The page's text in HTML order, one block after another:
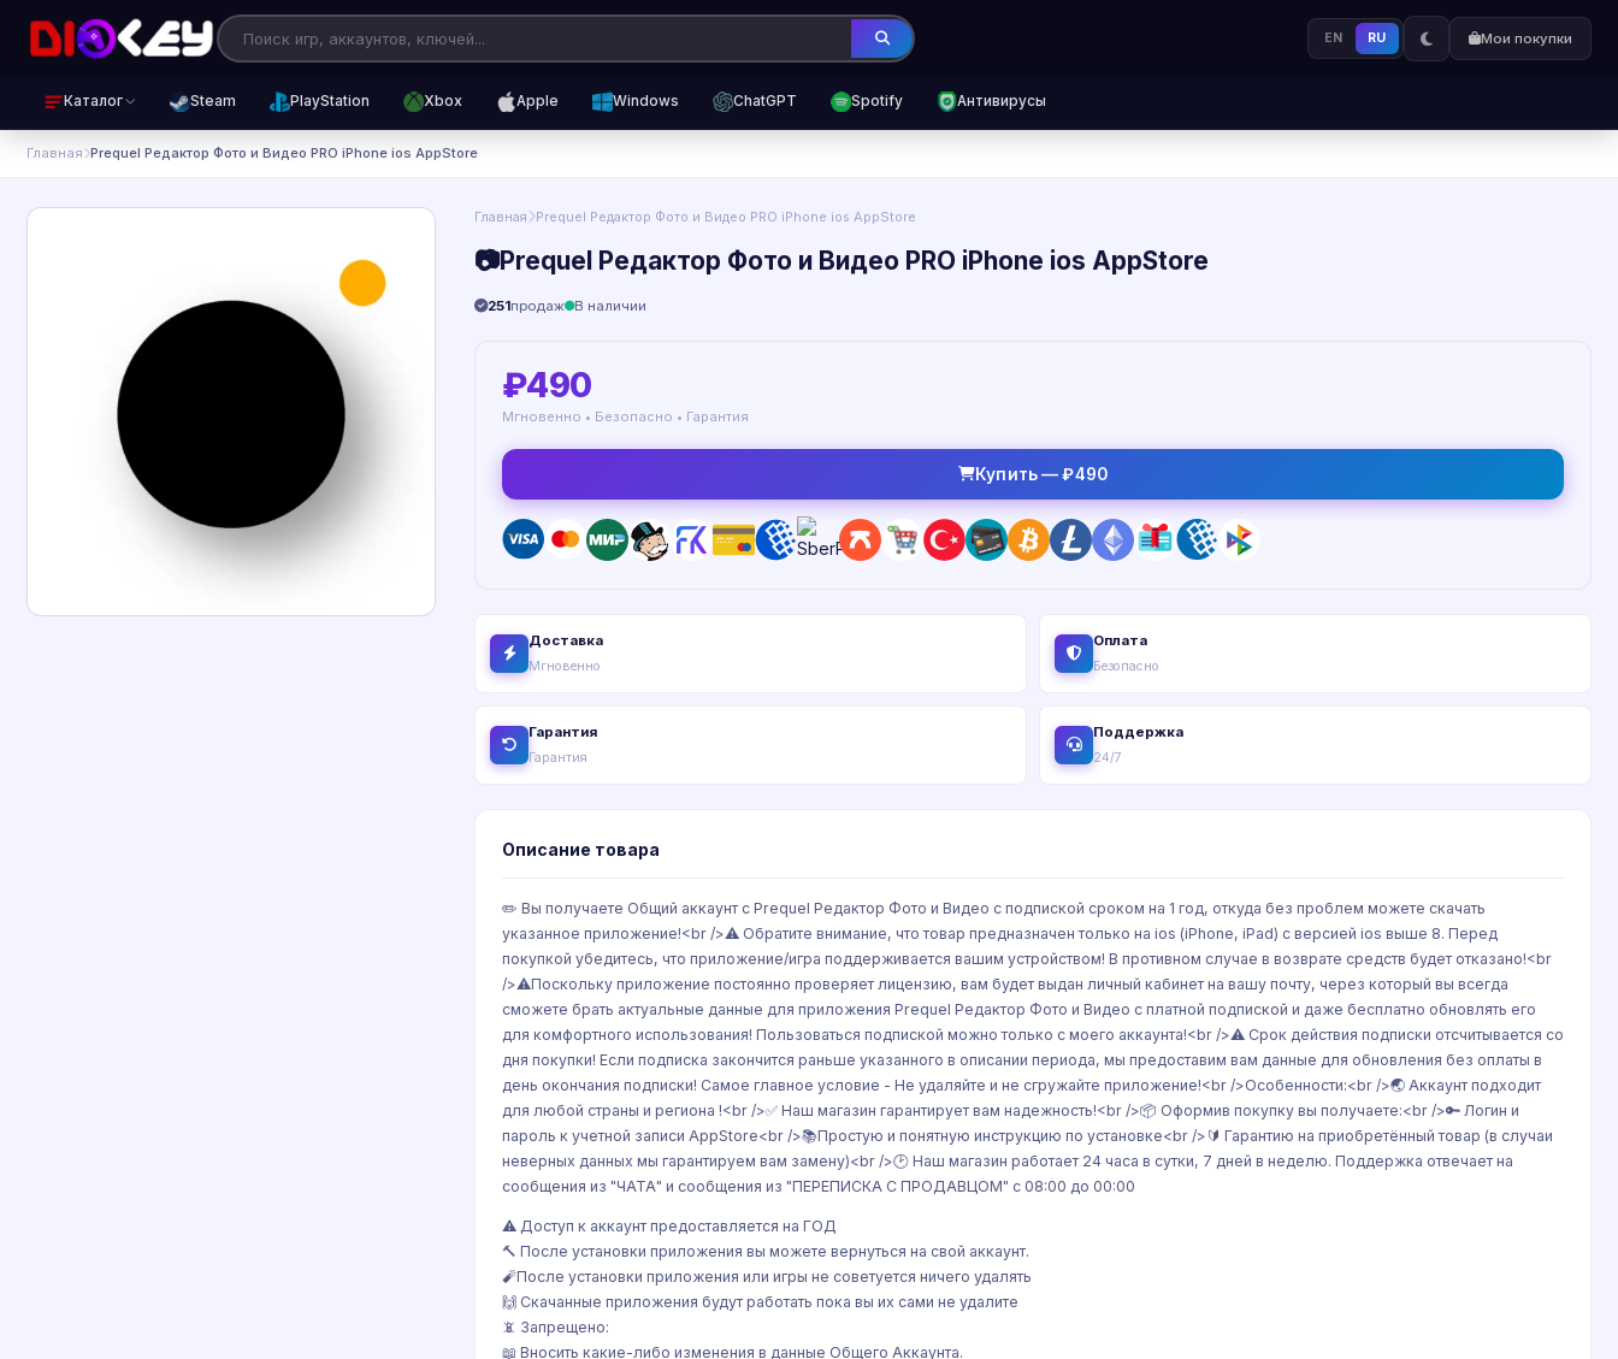
EN RU Мои покупки
Каталог Steam PlayStation Xbox Apple Windows ChatGPT Spotify Антивирусы
Главная Prequel Редактор Фото и Видео PRO iPhone ios AppStore
Главная Prequel Редактор Фото и Видео PRO iPhone ios AppStore
📷Prequel Редактор Фото и Видео PRO iPhone ios AppStore
251продаж В наличии
₽490
Мгновенно • Безопасно • Гарантия
Купить — ₽490
Доставка
Мгновенно
Оплата
Безопасно
Гарантия
Гарантия
Поддержка
24/7
Описание товара
✏️ Вы получаете Общий аккаунт с Prequel Редактор Фото и Видео c подпиской сроком на 1 год, откуда без проблем можете скачать
указанное приложение!<br />⚠️ Обратите внимание, что товар предназначен только на ios (iPhone, iPad) с версией ios выше 8. Перед
покупкой убедитесь, что приложение/игра поддерживается вашим устройством! В противном случае в возврате средств будет отказано!<br
/>⚠️Поскольку приложение постоянно проверяет лицензию, вам будет выдан личный кабинет на вашу почту, через который вы всегда
сможете брать актуальные данные для приложения Prequel Редактор Фото и Видео с платной подпиской и даже бесплатно обновлять его
для комфортного использования! Пользоваться подпиской можно только с моего аккаунта!<br />⚠️ Срок действия подписки отсчитывается со
дня покупки! Если подписка закончится раньше указанного в описании периода, мы предоставим вам данные для обновления без оплаты в
день окончания подписки! Самое главное условие - Не удаляйте и не сгружайте приложение!<br />Особенности:<br />🌏 Аккаунт подходит
для любой страны и региона !<br />✅ Наш магазин гарантирует вам надежность!<br />📦 Оформив покупку вы получаете:<br />🔑 Логин и
пароль к учетной записи AppStore<br />📚Простую и понятную инструкцию по установке<br />🔰 Гарантию на приобретённый товар (в случаи
неверных данных мы гарантируем вам замену)<br />🕑 Наш магазин работает 24 часа в сутки, 7 дней в неделю. Поддержка отвечает на
сообщения из "ЧАТА" и сообщения из "ПЕРЕПИСКА С ПРОДАВЦОМ" с 08:00 до 00:00
⚠️ Доступ к аккаунт предоставляется на ГОД
🔨 После установки приложения вы можете вернуться на свой аккаунт.
🧨После установки приложения или игры не советуется ничего удалять
🙌 Скачанные приложения будут работать пока вы их сами не удалите
📵 Запрещено:
📖 Вносить какие-либо изменения в данные Общего Аккаунта.